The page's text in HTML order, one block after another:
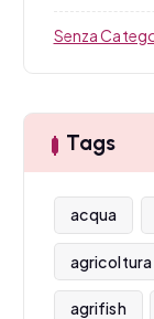
Senza
Tags
acqua
agrifish